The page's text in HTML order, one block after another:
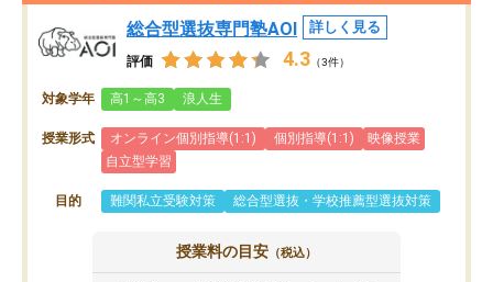
総合型選抜専門塾AOI 詳しく見る
評価 4.3 （3件）
対象学年 高1～高3 浪人生
授業形式 オンライン個別指導(1:1) 個別指導(1:1)
映像授業
自立型学習
目的 難関私立受験対策 総合型選抜・学校推薦型選抜対策
授業料の目安 （税込）